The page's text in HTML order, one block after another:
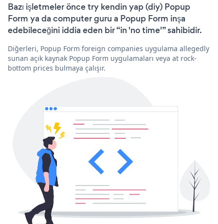
Bazı işletmeler önce try kendin yap (diy) Popup
Form ya da computer guru a Popup Form inşa
edebileceğini iddia eden bir “in 'no time'” sahibidir.
Diğerleri, Popup Form foreign companies uygulama allegedly
sunan açık kaynak Popup Form uygulamaları veya at rock-
bottom prices bulmaya çalışır.